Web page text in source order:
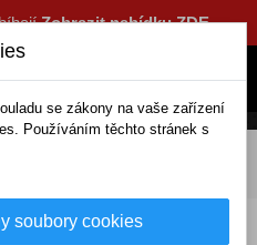
Zobrazit nabídku ZDE
se zákony na vaše zařízení
Používáním těchto stránek s
soubory cookies